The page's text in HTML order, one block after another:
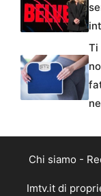
Ti
Chi siamo -
Imtv.it di